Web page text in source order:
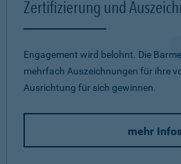
Zertifizierung und
Engagement wird belohnt. Die
mehrfach Auszeichnungen für ihre
Ausrichtung für sich gewinnen.
mehr